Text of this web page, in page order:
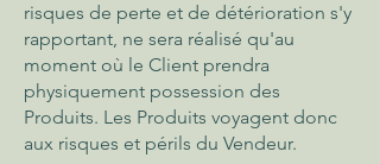
risques de perte et de détérioration s'y
rapportant, ne sera réalisé qu'au
moment où le Client prendra
physiquement possession des
Produits. Les Produits voyagent donc
aux risques et périls du Vendeur.